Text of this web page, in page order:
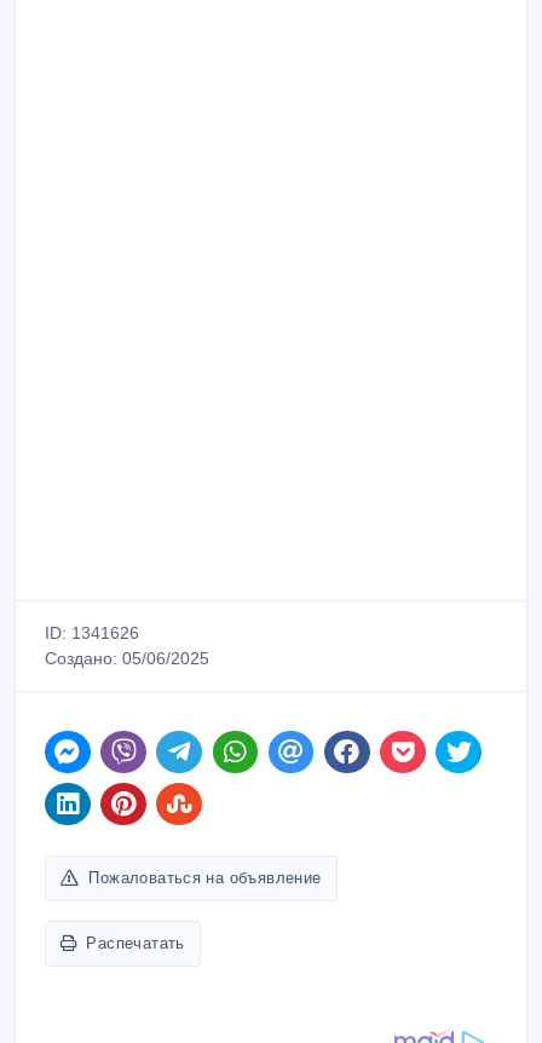
ID: 1341626
Создано: 05/06/2025
Пожаловаться на объявление
Распечатать